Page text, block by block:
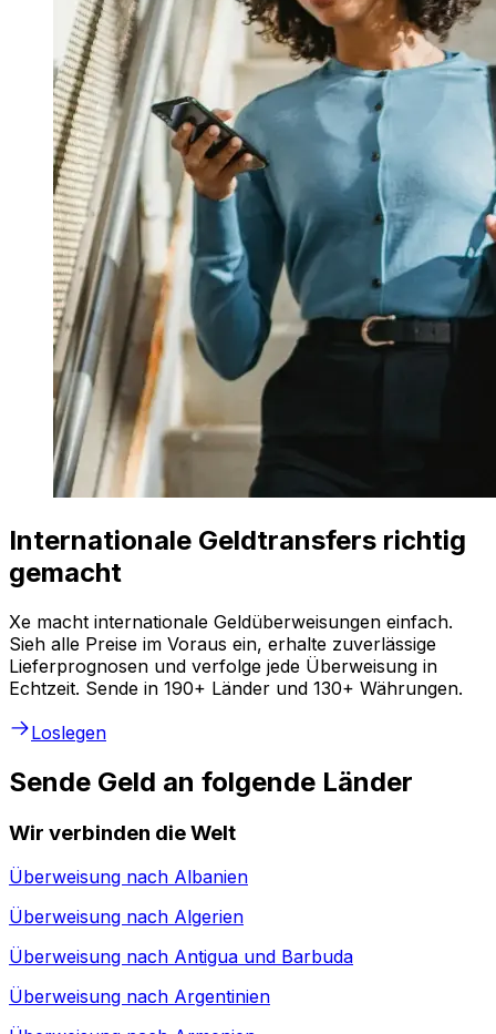
Internationale Geldtransfers richtig
gemacht
Xe macht internationale Geldüberweisungen einfach.
Sieh alle Preise im Voraus ein, erhalte zuverlässige
Lieferprognosen und verfolge jede Überweisung in
Echtzeit. Sende in 190+ Länder und 130+ Währungen.
Loslegen
Sende Geld an folgende Länder
Wir verbinden die Welt
Überweisung nach Albanien
Überweisung nach Algerien
Überweisung nach Antigua und Barbuda
Überweisung nach Argentinien